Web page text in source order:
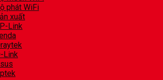
phát WiFi
xuất
Link
Link